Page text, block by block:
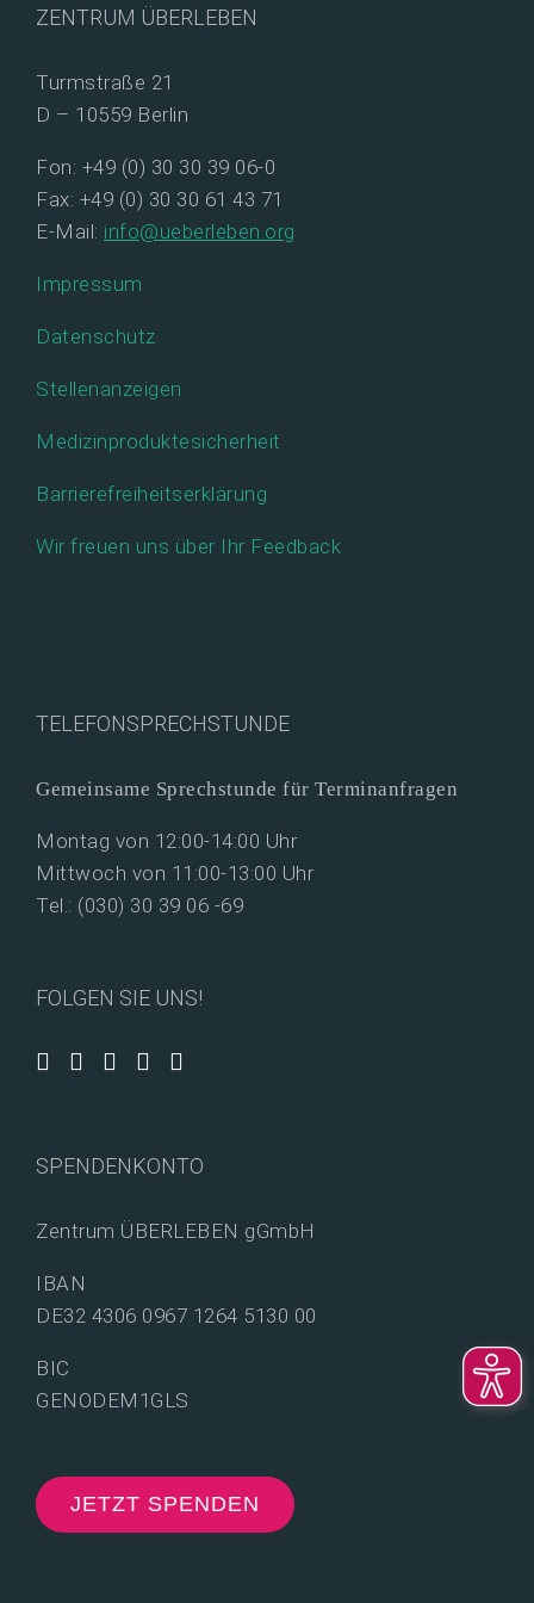
ZENTRUM ÜBERLEBEN
Turmstraße 21
D – 10559 Berlin
Fon: +49 (0) 30 30 39 06-0
Fax: +49 (0) 30 30 61 43 71
E-Mail: info@ueberleben.org
Impressum
Datenschutz
Stellenanzeigen
Medizinproduktesicherheit
Barrierefreiheitserklärung
Wir freuen uns über Ihr Feedback
TELEFONSPRECHSTUNDE
Gemeinsame Sprechstunde für Terminanfragen
Montag von 12:00-14:00 Uhr
Mittwoch von 11:00-13:00 Uhr
Tel.: (030) 30 39 06 -69
FOLGEN SIE UNS!
SPENDENKONTO
Zentrum ÜBERLEBEN gGmbH
IBAN
DE32 4306 0967 1264 5130 00
BIC
GENODEM1GLS
JETZT SPENDEN